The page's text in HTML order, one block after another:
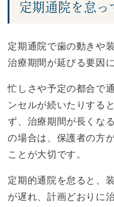
定期通院を怠っ
定期通院で歯の動きや
治療期間が延びる要因
忙しさや予定の都合で
ンセルが続いたりする
ず、治療期間が長くな
の場合は、保護者の方
ことが大切です。
定期的通院を怠ると、
が遅れ、計画どおりに